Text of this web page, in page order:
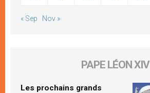
« Sep Nov »
PAPE LÉON XIV
Les prochains grands